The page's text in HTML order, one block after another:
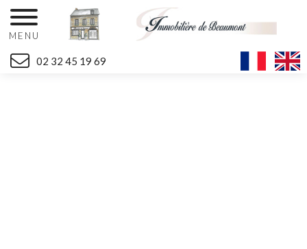
MENU
02 32 45 19 69